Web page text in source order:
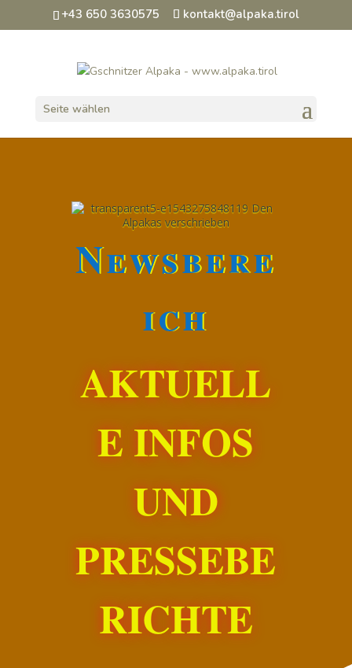
+43 650 3630575 kontakt@alpaka.tirol
Seite wählen
Newsbere
ich
AKTUELL
E INFOS
UND
PRESSEBE
RICHTE